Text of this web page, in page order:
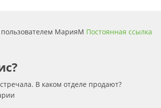
МарияМ Постоянная ссылка
В каком отделе продают?